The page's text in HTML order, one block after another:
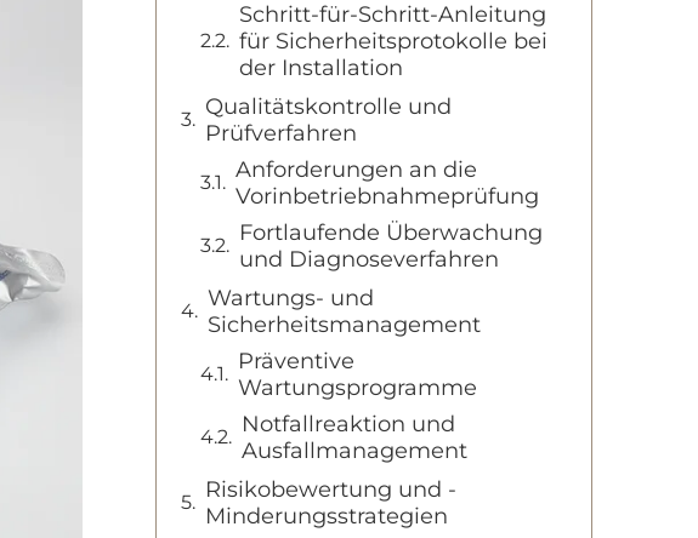
Schritt-für-Schritt-Anleitung
für Sicherheitsprotokolle bei
der Installation
Qualitätskontrolle und
Prüfverfahren
Anforderungen an die
Vorinbetriebnahmeprüfung
Fortlaufende Überwachung
und Diagnoseverfahren
Wartungs- und
Sicherheitsmanagement
Präventive
Wartungsprogramme
Notfallreaktion und
Ausfallmanagement
Risikobewertung und -
Minderungsstrategien